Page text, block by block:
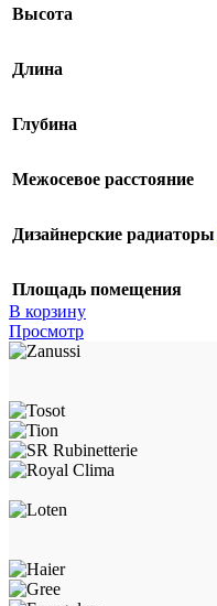
Высота
Длина
Глубина
Межосевое расстояние
Дизайнерские радиаторы
Площадь помещения
В корзину
Просмотр